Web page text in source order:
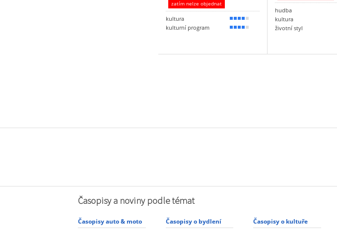
zatím nelze objednat
kultura
80 %
kulturní program
80 %
hudba
kultura
životní styl
Časopisy a noviny podle témat
Časopisy auto & moto Časopisy o bydlení Časopisy o kultuře